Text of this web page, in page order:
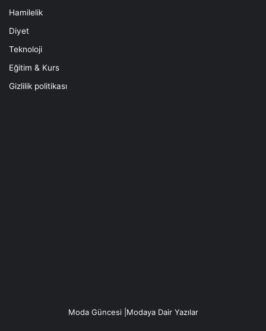
Hamilelik
Diyet
Teknoloji
Eğitim & Kurs
Gizlilik politikası
Moda Güncesi |Modaya Dair Yazılar